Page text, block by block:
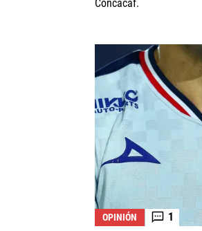
Concacaf.
OPINIÓN 1